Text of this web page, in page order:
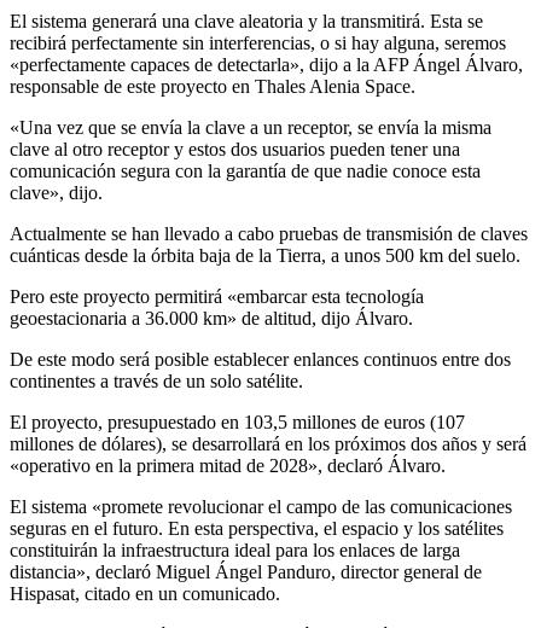
El sistema generará una clave aleatoria y la transmitirá. Esta se
recibirá perfectamente sin interferencias, o si hay alguna, seremos
«perfectamente capaces de detectarla», dijo a la AFP Ángel Álvaro,
responsable de este proyecto en Thales Alenia Space.
«Una vez que se envía la clave a un receptor, se envía la misma
clave al otro receptor y estos dos usuarios pueden tener una
comunicación segura con la garantía de que nadie conoce esta
clave», dijo.
Actualmente se han llevado a cabo pruebas de transmisión de claves
cuánticas desde la órbita baja de la Tierra, a unos 500 km del suelo.
Pero este proyecto permitirá «embarcar esta tecnología
geoestacionaria a 36.000 km» de altitud, dijo Álvaro.
De este modo será posible establecer enlances continuos entre dos
continentes a través de un solo satélite.
El proyecto, presupuestado en 103,5 millones de euros (107
millones de dólares), se desarrollará en los próximos dos años y será
«operativo en la primera mitad de 2028», declaró Álvaro.
El sistema «promete revolucionar el campo de las comunicaciones
seguras en el futuro. En esta perspectiva, el espacio y los satélites
constituirán la infraestructura ideal para los enlaces de larga
distancia», declaró Miguel Ángel Panduro, director general de
Hispasat, citado en un comunicado.